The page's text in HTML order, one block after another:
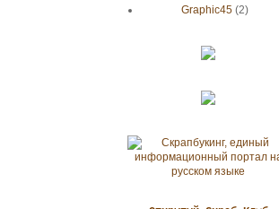
Graphic45 (2)